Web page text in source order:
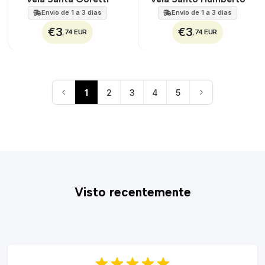
Envio de 1 a 3 dias
€3,74 EUR
Envio de 1 a 3 dias
€3,74 EUR
1 2 3 4 5
Visto recentemente